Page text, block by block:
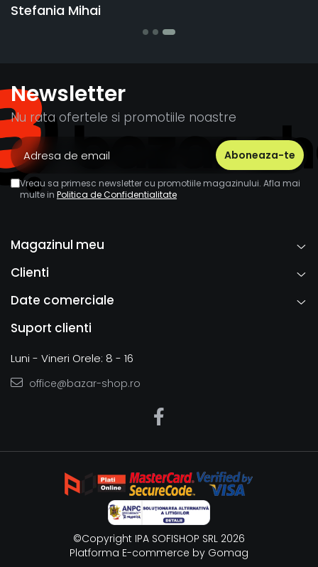
Stefania Mihai
Newsletter
Nu rata ofertele si promotiile noastre
Vreau sa primesc newsletter cu promotiile magazinului. Afla mai
multe in Politica de Confidentialitate
Magazinul meu
Clienti
Date comerciale
Suport clienti
Luni - Vineri Orele: 8 - 16
office@bazar-shop.ro
©Copyright IPA SOFISHOP SRL 2026
Platforma E-commerce by Gomag